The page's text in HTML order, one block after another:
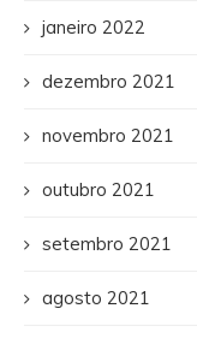
janeiro 2022
dezembro 2021
novembro 2021
outubro 2021
setembro 2021
agosto 2021